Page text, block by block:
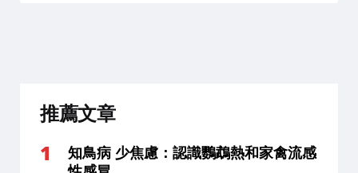
推薦文章
知鳥病 少焦慮：認識鸚鵡熱和家禽流感